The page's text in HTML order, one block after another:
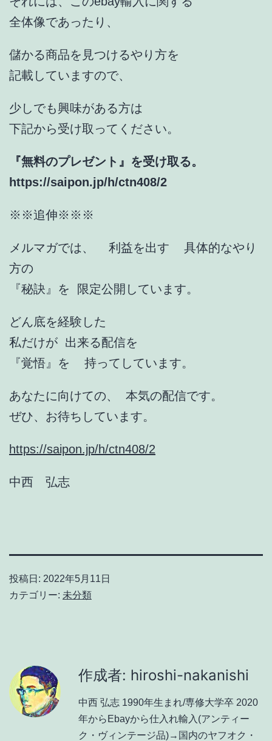
全体像であったり、
儲かる商品を見つけるやり方を
記載していますので、
少しでも興味がある方は
下記から受け取ってください。
『無料のプレゼント』を受け取る。
https://saipon.jp/h/ctn408/2
※※追伸※※※
メルマガでは、 利益を出す 具体的なやり
方の
『秘訣』を 限定公開しています。
どん底を経験した
私だけが 出来る配信を
『覚悟』を 持ってしています。
あなたに向けての、 本気の配信です。
ぜひ、お待ちしています。
https://saipon.jp/h/ctn408/2
中西 弘志
投稿日: 2022年5月11日
カテゴリー: 未分類
作成者: hiroshi-nakanishi
中西 弘志 1990年生まれ/専修大学卒 2020
年からEbayから仕入れ輸入(アンティー
ク・ヴィンテージ品)→国内のヤフオク・